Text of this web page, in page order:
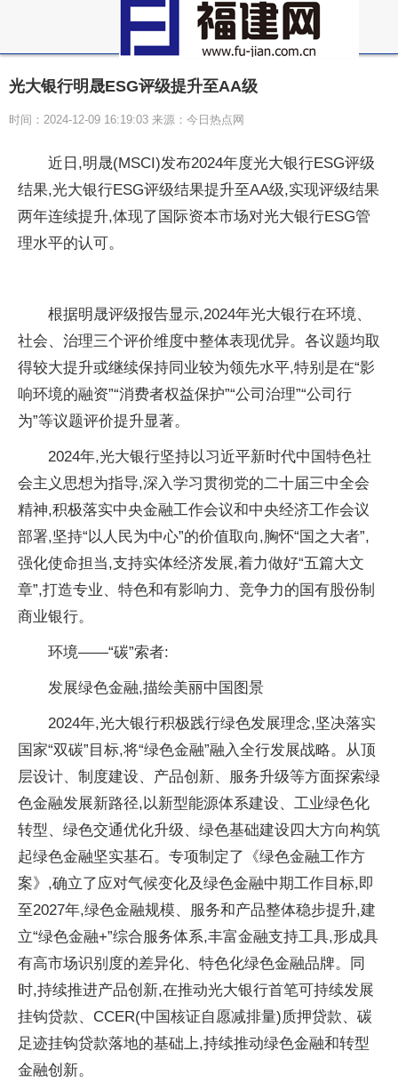
光大银行明晟ESG评级提升至AA级
时间：2024-12-09 16:19:03 来源：今日热点网
近日,明晟(MSCI)发布2024年度光大银行ESG评级
结果,光大银行ESG评级结果提升至AA级,实现评级结果
两年连续提升,体现了国际资本市场对光大银行ESG管
理水平的认可。
根据明晟评级报告显示,2024年光大银行在环境、
社会、治理三个评价维度中整体表现优异。各议题均取
得较大提升或继续保持同业较为领先水平,特别是在“影
响环境的融资”“消费者权益保护”“公司治理”“公司行
为”等议题评价提升显著。
2024年,光大银行坚持以习近平新时代中国特色社
会主义思想为指导,深入学习贯彻党的二十届三中全会
精神,积极落实中央金融工作会议和中央经济工作会议
部署,坚持“以 人民为中心”的价值取向,胸怀“国之大者”,
强化使命担当,支持实体经济发展,着力做好“五篇大文
章”,打造专业、特色和有影响力、竞争力的国有股份制
商业银行。
环境——“碳”索者:
发展绿色金融,描绘美丽中国图景
2024年,光大银行积极践行绿色发展理念,坚决落实
国家“双碳”目标,将“绿色金融”融入全行发展战略。从顶
层设计、制度建设、产品创新、服务升级等方面探索绿
色金融发展新路径,以新型能源体系建设、工业绿色化
转型、绿色交通优化升级、绿色基础建设四大方向构筑
起绿色金融坚实基石。专项制定了《绿色金融工作方
案》,确立了应对气候变化及绿色金融中期工作目标,即
至2027年,绿色金融规模、服务和产品整体稳步提升,建
立“绿色金融+”综合服务体系,丰富金融支持工具,形成具
有高市场识别度的差异化、特色化绿色金融品牌。同
时,持续推进产品创新,在推动光大银行首笔可持续发展
挂钩贷款、CCER(中国核证自愿减排量)质押贷款、碳
足迹挂钩贷款落地的基础上,持续推动绿色金融和转型
金融创新。